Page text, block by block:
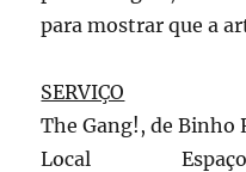
para mostrar que a
SERVIÇO
The Gang!, de Binho
Local Espaço